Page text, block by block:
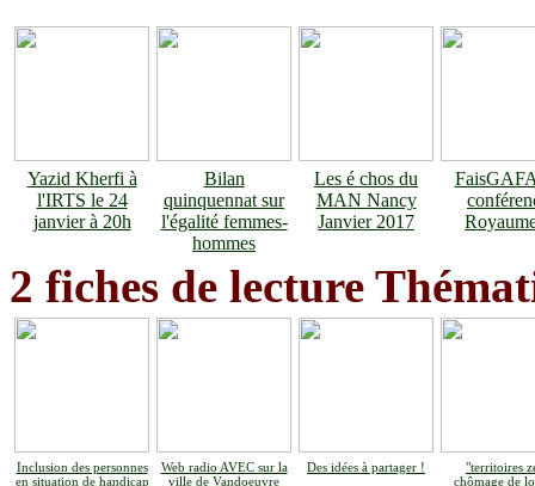
Yazid Kherfi à
l'IRTS le 24
janvier à 20h
Bilan
quinquennat sur
l'égalité femmes-
hommes
Les é chos du
MAN Nancy
Janvier 2017
2 fiches de lecture
Inclusion des personnes
en situation de handicap
Web radio AVEC sur la
ville de Vandoeuvre
Des idées à partager !
"territoires
chômage de